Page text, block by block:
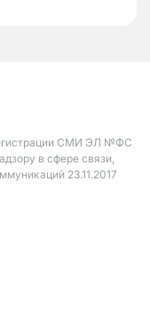
СМИ ЭЛ №ФС
в сфере связи,
23.11.2017